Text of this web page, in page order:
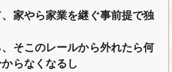
家やら家業を継ぐ事前提で独
そこのレールから外れたら何
らなくなるし